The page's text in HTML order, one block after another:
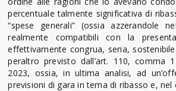
percentuale talmente significativa di
“spese generali” (ossia azzerandole
realmente compatibili con la
effettivamente congrua, seria,
peraltro previsto dall’art. 110, comma
2023, ossia, in ultima analisi, ad
previsioni di gara in tema di ribasso e, nel